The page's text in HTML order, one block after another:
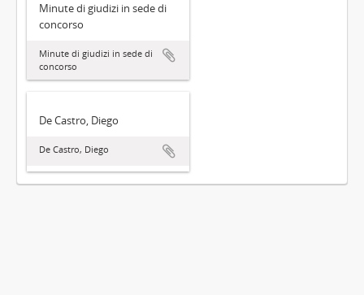
Minute di giudizi in sede di
concorso
Minute di giudizi in sede di
concorso
De Castro, Diego
De Castro, Diego